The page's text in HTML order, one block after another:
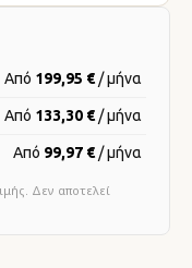
Από 199,95 € / μήνα
Από 133,30 € / μήνα
Από 99,97 € / μήνα
Δεν αποτελεί